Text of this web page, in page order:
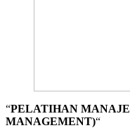
“PELATIHAN
MANAGEMENT)“